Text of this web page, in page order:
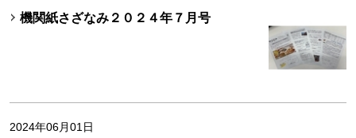
機関紙さざなみ２０２４年７月号
2024年06月01日